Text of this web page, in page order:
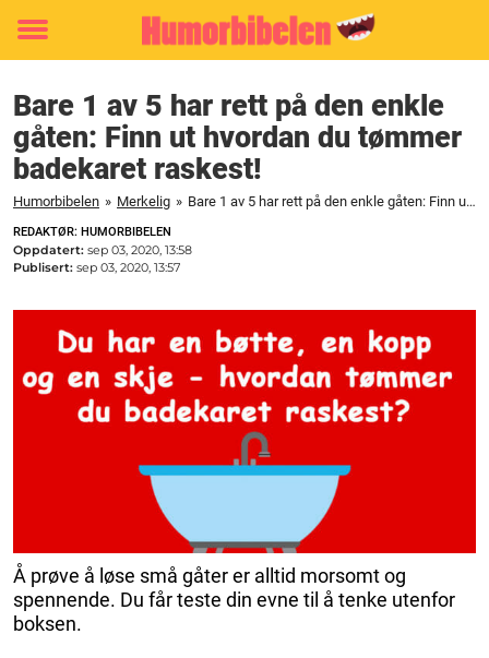
Toggle
Bare 1 av 5 har rett på den enkle
gåten: Finn ut hvordan du tømmer
badekaret raskest!
Humorbibelen » Merkelig » Bare 1 av 5 har rett på den enkle gåten: Finn ut hvordan du tømmer badekaret raskest!
REDAKTØR: HUMORBIBELEN
Oppdatert: sep 03, 2020, 13:58
Publisert: sep 03, 2020, 13:57
Å prøve å løse små gåter er alltid morsomt og
spennende. Du får teste din evne til å tenke utenfor
boksen.